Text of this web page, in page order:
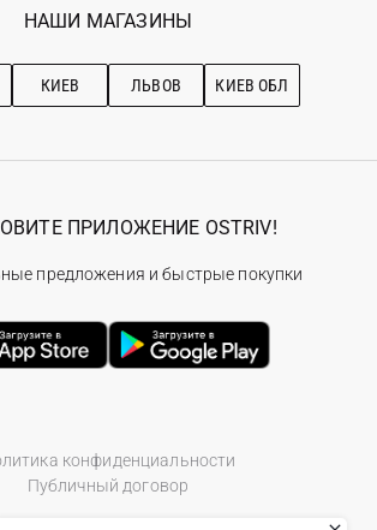
Ostriv Club+
Наши магазини
Рекомендации по уходу
НАШИ МАГАЗИНЫ
КИЕВ ЛЬВОВ КИЕВ ОБЛ
конфиденциальности
Публичный договор
ПРИЛОЖЕНИЕ OSTRIV!
предложения и быстрые покупки